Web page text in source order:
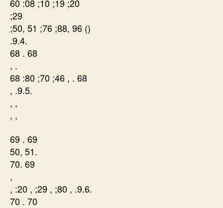
60 :08 ;10 ;19 ;20
;29
;50, 51 ;76 ;88, 96 ()
.9.4.
68 . 68
, .
68 :80 ;70 ;46 , . 68
, .9.5.
, ,
, ,
69 . 69
50, 51.
70. 69
,
, :20 , ;29 , ;80 , .9.6.
70 . 70